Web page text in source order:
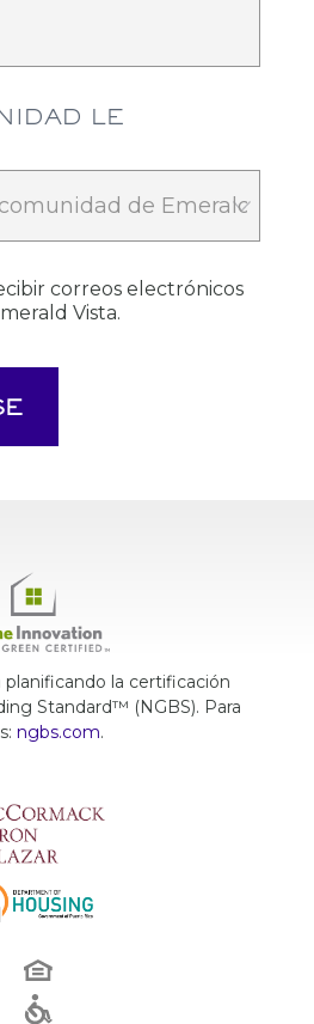
LE
POR CORREO
correos electrónicos
Vista.
planificando la certificación
Standard™ (NGBS). Para
ngbs.com.